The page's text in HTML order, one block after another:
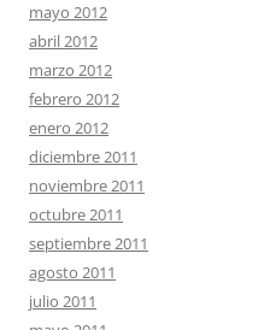
mayo 2012
abril 2012
marzo 2012
febrero 2012
enero 2012
diciembre 2011
noviembre 2011
octubre 2011
septiembre 2011
agosto 2011
julio 2011